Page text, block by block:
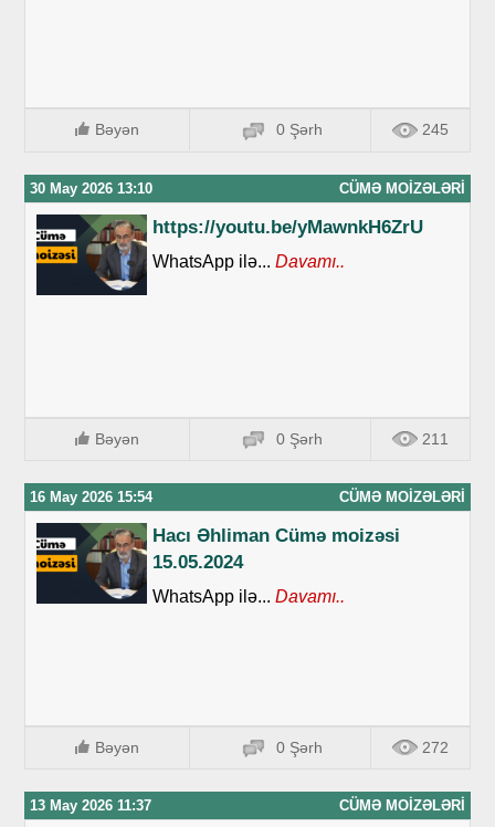
Bəyən 0 Şərh 245
30 May 2026 13:10 CÜMƏ MOIZƏLƏRI
https://youtu.be/yMawnkH6ZrU
WhatsApp ilə... Davamı..
Bəyən 0 Şərh 211
16 May 2026 15:54 CÜMƏ MOIZƏLƏRI
Hacı Əhliman Cümə moizəsi
15.05.2024
WhatsApp ilə... Davamı..
Bəyən 0 Şərh 272
13 May 2026 11:37 CÜMƏ MOIZƏLƏRI